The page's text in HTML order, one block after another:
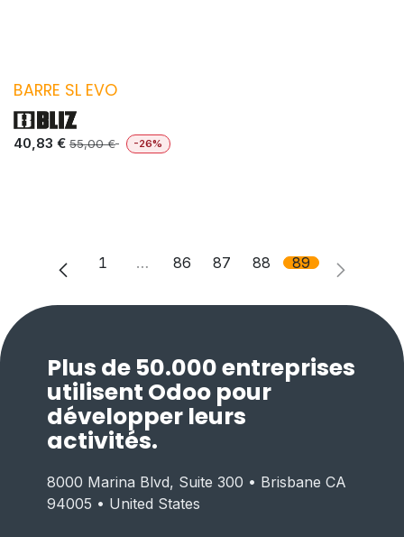
BARRE SL EVO
40,83 € 55,00€ -26%
1 … 86 87 88 89
Plus de 50.000 entreprises
utilisent Odoo pour
développer leurs
activités.
8000 Marina Blvd, Suite 300 • Brisbane CA
94005 • United States